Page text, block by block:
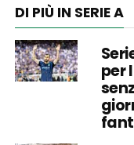
DI PIÙ IN SERIE A
per